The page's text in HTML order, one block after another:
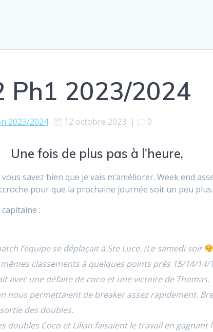
Ph1 2023/2024
2023/2024 12 octobre 2023 | 0
Une fois de plus pas à l’heure,
savez bien que je vais m’améliorer. Week end
pour que la prochaine journée soit un peu
:
l’équipe se déplaçait à Ste Luce. (Le samedi soir
classements à quelques points près 15/14/14/
avec une défaite de coco et une victoire de Thomas.
nous permettaient de breaker assez rapidement.
des doubles.
doubles Coco et Lilian faisaient le travail en gagnant